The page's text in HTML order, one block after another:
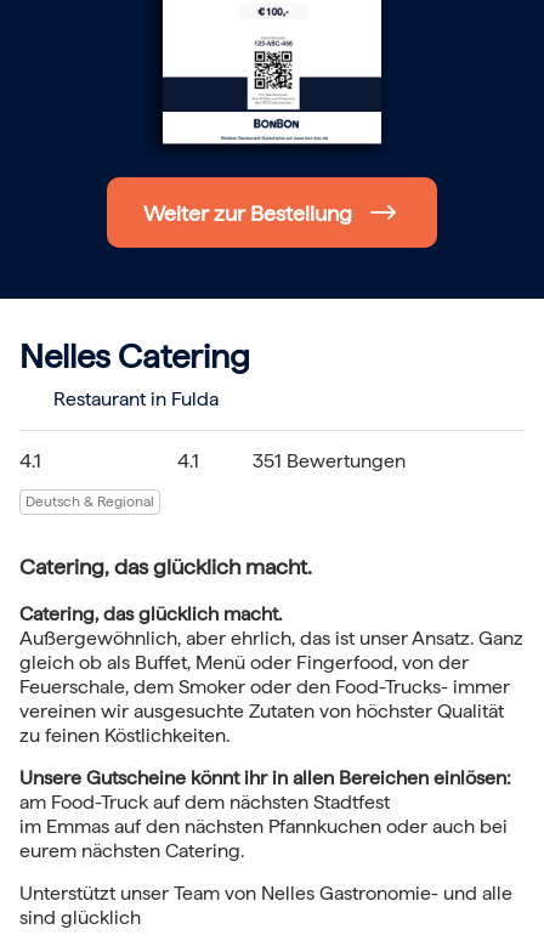
Frohe Weihnachten
Regionale Gutscheine
Berlin
Hamburg
München
Köln
Düsseldorf
Stuttgart
Essen
Das ideale Geschenk für alle Anlässe
Weiter zur Bestellung
Nelles Catering
Restaurant in Fulda
4.1 4.1 351 Bewertungen
Deutsch & Regional
Catering, das glücklich macht.
Catering, das glücklich macht.
Außergewöhnlich, aber ehrlich, das ist unser Ansatz. Ganz
gleich ob als Buffet, Menü oder Fingerfood, von der
Feuerschale, dem Smoker oder den Food-Trucks- immer
vereinen wir ausgesuchte Zutaten von höchster Qualität
zu feinen Köstlichkeiten.
Unsere Gutscheine könnt ihr in allen Bereichen einlösen:
am Food-Truck auf dem nächsten Stadtfest
im Emmas auf den nächsten Pfannkuchen oder auch bei
eurem nächsten Catering.
Unterstützt unser Team von Nelles Gastronomie- und alle
sind glücklich